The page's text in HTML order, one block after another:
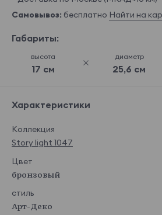
Самовывоз: бесплатно Найти на
Габариты:
высота
17 см
диаметр
25,6 см
Характеристики
Коллекция
Story light 1047
Цвет
бронзовый
стиль
Арт-Деко